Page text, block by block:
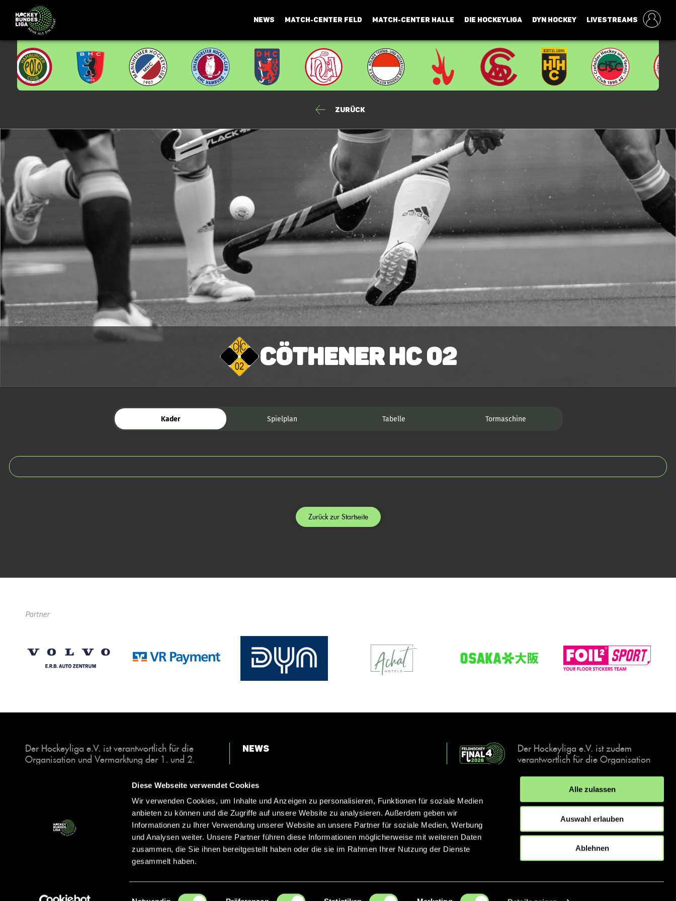
Diese Webseite verwendet Cookies
Wir verwenden Cookies, um Inhalte und Anzeigen zu personalisieren, Funktionen für soziale Medien
anbieten zu können und die Zugriffe auf unsere Website zu analysieren. Außerdem geben wir
Informationen zu Ihrer Verwendung unserer Website an unsere Partner für soziale Medien, Werbung
und Analysen weiter. Unsere Partner führen diese Informationen möglicherweise mit weiteren Daten
zusammen, die Sie ihnen bereitgestellt haben oder die sie im Rahmen Ihrer Nutzung der Dienste
gesammelt haben.
Einwilligungsauswahl
Alle zulassen
Auswahl erlauben
Ablehnen
NEWS MATCH-CENTER FELD MATCH-CENTER HALLE DIE HOCKEYLIGA DYN HOCKEY LIVESTREAMS
Zurück
Cöthener HC 02
Kader Spielplan Tabelle Tormaschine
Zurück zur Startseite
Partner
Der Hockeyliga e.V. ist verantwortlich für die
Organisation und Vermarktung der 1. und 2.
Halle. Insgesamt sind über 60 Vereine unter dem
Dach der Hockeyliga organisiert, sowohl im
Herren als auch im Damen Bereich.
News
Kontakt
Der Hockeyliga e.V. ist zudem
verantwortlich für die Organisation
Events, der deutschen Hockey-
Meisterschaften.
IMPRESSUM DATENSCHUTZERKLÄRUNG
© 2026 hockey.de